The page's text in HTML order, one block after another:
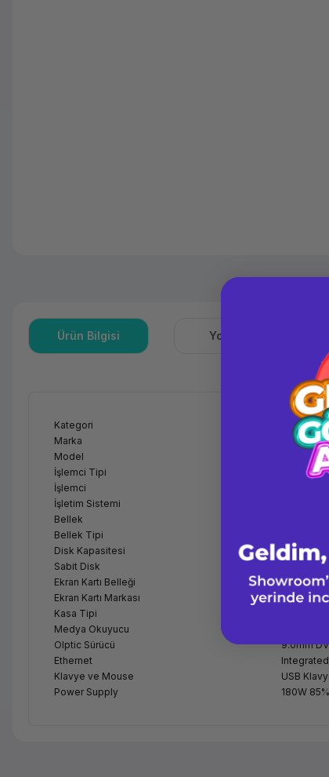
Ürün Bilgisi Yorumlar
Kategori
PC
Marka
Lenovo
Model
Lenovo
İşlemci Tipi
Intel®
İşlemci
Intel
İşletim Sistemi
Bellek
Bellek Tipi
Disk Kapasitesi
256 GB
Sabit Disk
SSD 2.5"
Ekran Kartı Belleği
Tümleşik
Ekran Kartı Markası
Kasa Tipi
Medya Okuyucu
Olptic Sürücü
9.0mm
Ethernet
Klavye ve Mouse
USB
Power Supply
180W 85%